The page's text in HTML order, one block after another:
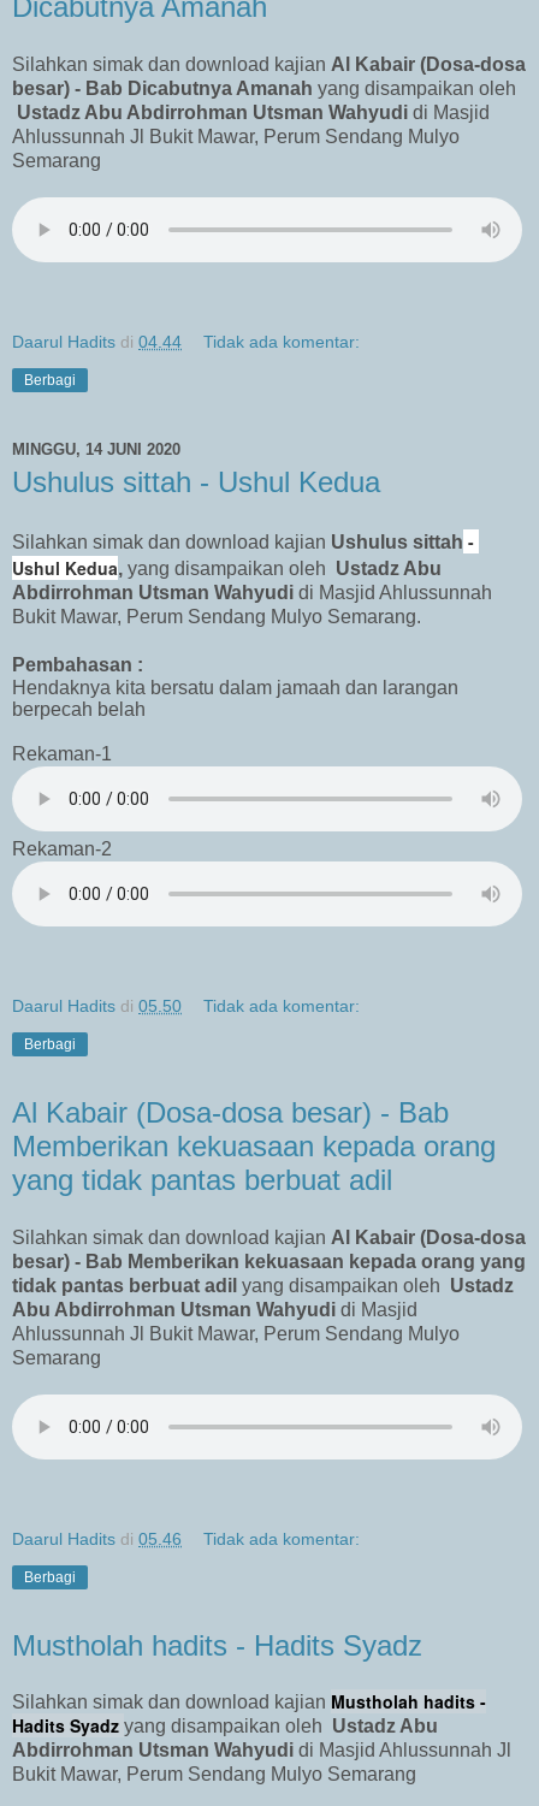
Dicabutnya Amanah
Silahkan simak dan download kajian Al Kabair (Dosa-dosa
besar) - Bab Dicabutnya Amanah yang disampaikan oleh
Ustadz Abu Abdirrohman Utsman Wahyudi di Masjid
Ahlussunnah Jl Bukit Mawar, Perum Sendang Mulyo
Semarang
Daarul Hadits di 04.44 Tidak ada komentar:
Berbagi
MINGGU, 14 JUNI 2020
Ushulus sittah - Ushul Kedua
Silahkan simak dan download kajian Ushulus sittah -
Ushul Kedua, yang disampaikan oleh Ustadz Abu
Abdirrohman Utsman Wahyudi di Masjid Ahlussunnah
Bukit Mawar, Perum Sendang Mulyo Semarang.
Pembahasan :
Hendaknya kita bersatu dalam jamaah dan larangan
berpecah belah
Rekaman-1
Rekaman-2
Daarul Hadits di 05.50 Tidak ada komentar:
Berbagi
Al Kabair (Dosa-dosa besar) - Bab
Memberikan kekuasaan kepada orang
yang tidak pantas berbuat adil
Silahkan simak dan download kajian Al Kabair (Dosa-dosa
besar) - Bab Memberikan kekuasaan kepada orang yang
tidak pantas berbuat adil yang disampaikan oleh Ustadz
Abu Abdirrohman Utsman Wahyudi di Masjid
Ahlussunnah Jl Bukit Mawar, Perum Sendang Mulyo
Semarang
Daarul Hadits di 05.46 Tidak ada komentar:
Berbagi
Mustholah hadits - Hadits Syadz
Silahkan simak dan download kajian Mustholah hadits -
Hadits Syadz yang disampaikan oleh Ustadz Abu
Abdirrohman Utsman Wahyudi di Masjid Ahlussunnah Jl
Bukit Mawar, Perum Sendang Mulyo Semarang